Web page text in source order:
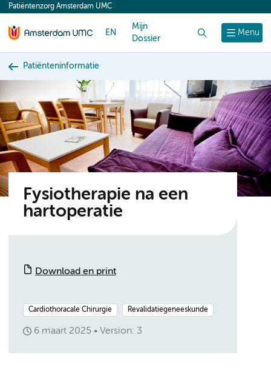
content
Menu
Patiëntenzorg Amsterdam UMC
EN
Mijn
Dossier
Patiënteninformatie
Fysiotherapie na een
hartoperatie
Download en print
Cardiothoracale Chirurgie Revalidatiegeneeskunde
6 maart 2025 Version: 3